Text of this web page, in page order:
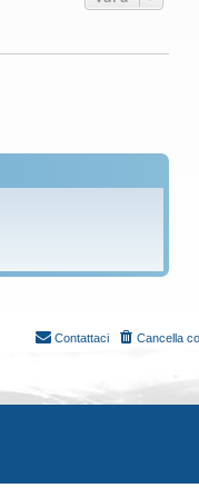
Cancella
Contattaci